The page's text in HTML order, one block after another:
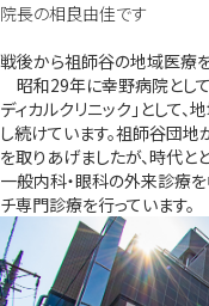
院長の相良由佳です
戦後から祖師谷の地域医療
昭和29年に幸野病院とし
ディカルクリニック」として
し続けています。祖師谷団地
を取りあげましたが、時代と
一般内科・眼科の外来診療を
チ専門診療を行っています。